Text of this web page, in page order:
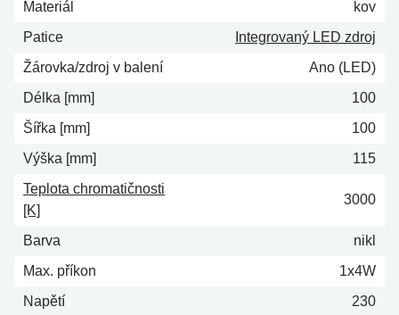
Materiál
kov
Patice
Integrovaný LED zdroj
Žárovka/zdroj v balení
Ano (LED)
Délka [mm]
100
Šířka [mm]
100
Výška [mm]
115
Teplota chromatičnosti
[K]
3000
Barva
nikl
Max. příkon
1x4W
Napětí
230